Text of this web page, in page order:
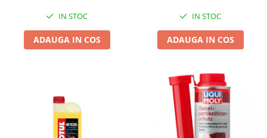
IN STOC
ADAUGA IN COS
IN STOC
ADAUGA IN COS